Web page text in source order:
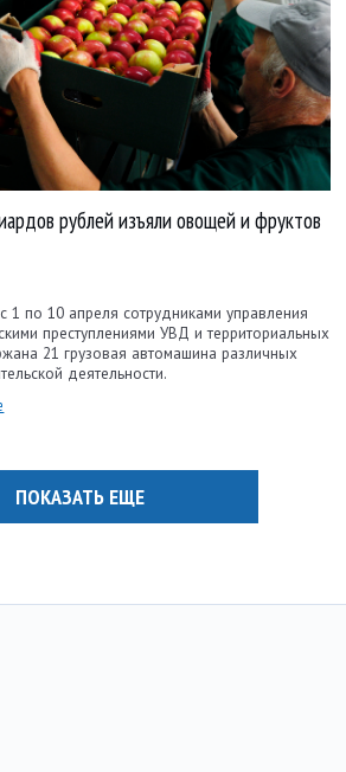
рублей изъяли овощей и фруктов
1 по 10 апреля сотрудниками управления
преступлениями УВД и территориальных
21 грузовая автомашина различных
деятельности.
ПОКАЗАТЬ ЕЩЕ